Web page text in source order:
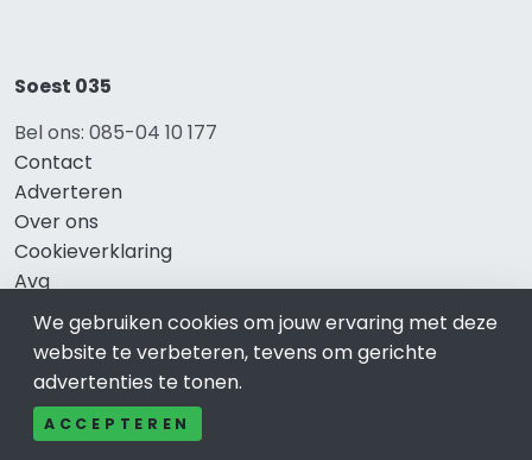
Soest 035
Bel ons: 085-04 10 177
Contact
Adverteren
Over ons
Cookieverklaring
Avg
Privacy
Direct naar
We gebruiken cookies om jouw ervaring met deze
website te verbeteren, tevens om gerichte
advertenties te tonen.
ACCEPTEREN